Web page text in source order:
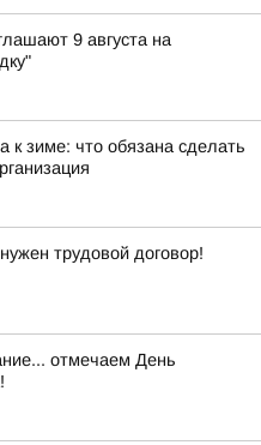
9 августа на
к зиме: что обязана сделать
трудовой договор!
отмечаем День